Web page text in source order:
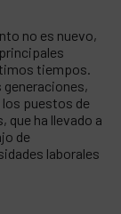
no es nuevo,
tiempos.
generaciones,
los puestos de
que ha llevado a
de
laborales